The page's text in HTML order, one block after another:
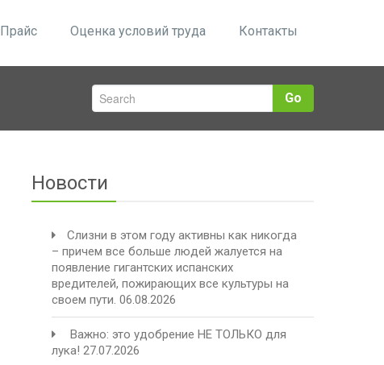
Прайс Оценка условий труда Контакты
Go
Новости
Слизни в этом году активны как никогда
– причем все больше людей жалуется на
появление гигантских испанских
вредителей, пожирающих все культуры на
своем пути. 06.08.2026
️ Важно: это удобрение НЕ ТОЛЬКО для
лука! 27.07.2026